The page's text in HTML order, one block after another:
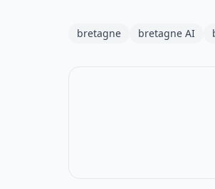
bretagne bretagne AI